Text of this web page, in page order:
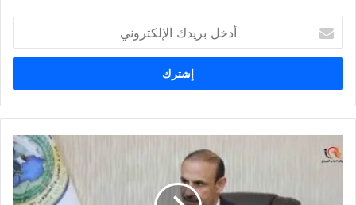
بريدك
الإلكتروني
العمل